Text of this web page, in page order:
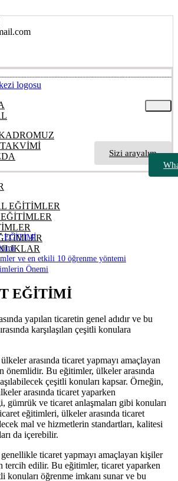
EĞİTİMLER
Sizi arayalım
EĞİTİMİ
ve en etkili 10 öğrenme yöntemi
Önemi
EĞİTİMİ
yapılan ticaretin genel adıdır ve bu
karşılaşılan çeşitli konulara
arasında ticaret yapmayı amaçlayan
önemlidir. Bu eğitimler, ülkeler arasında
çeşitli konuları kapsar. Örneğin,
arasında ticaret yaparken
gümrük ve ticaret anlaşmaları gibi konuları
eğitimleri, ülkeler arasında ticaret
mal ve hizmetlerin standartları, kalitesi
da içerebilir.
ticaret yapmayı amaçlayan kişiler
tercih edilir. Bu eğitimler, ticaret yaparken
konuları öğrenme imkanı sunar ve bu